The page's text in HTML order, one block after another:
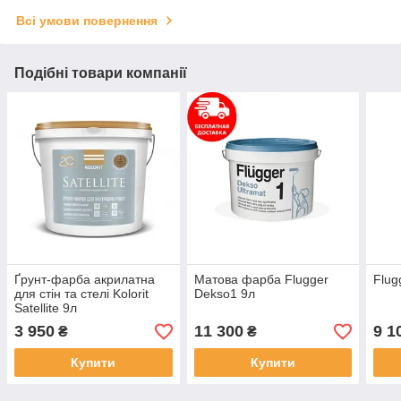
Всі умови повернення
Подібні товари компанії
Ґрунт-фарба акрилатна
для стін та стелі Kolorit
Satellite 9л
3 950 ₴
Купити
Матова фарба Flugger
Dekso1 9л
11 300₴
Купити
9